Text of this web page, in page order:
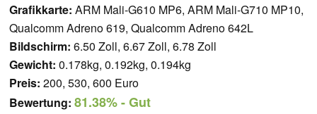
Grafikkarte: ARM Mali-G610 MP6, ARM Mali-G710 MP10,
Qualcomm Adreno 619, Qualcomm Adreno 642L
Bildschirm: 6.50 Zoll, 6.67 Zoll, 6.78 Zoll
Gewicht: 0.178kg, 0.192kg, 0.194kg
Preis: 200, 530, 600 Euro
Bewertung: 81.38%- Gut